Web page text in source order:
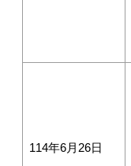
114年6月26日